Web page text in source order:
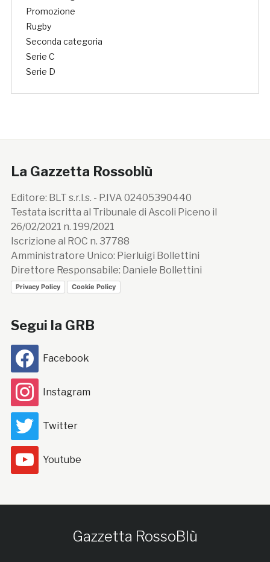
Promozione
Rugby
Seconda categoria
Serie C
Serie D
La Gazzetta Rossoblù
Editore: BLT s.r.l.s. - P.IVA 02405390440
Testata iscritta al Tribunale di Ascoli Piceno il
26/02/2021 n. 199/2021
Iscrizione al ROC n. 37788
Amministratore Unico: Pierluigi Bollettini
Direttore Responsabile: Daniele Bollettini
Privacy Policy Cookie Policy
Segui la GRB
Facebook
Instagram
Twitter
Youtube
Gazzetta RossoBlù